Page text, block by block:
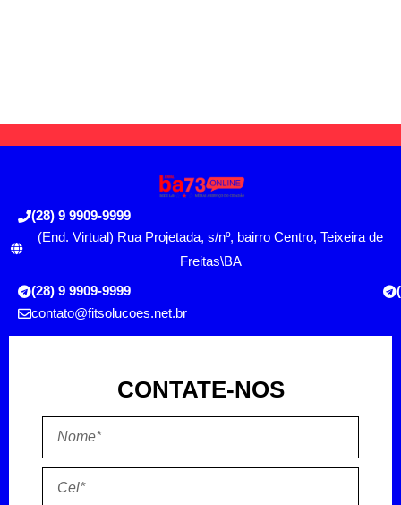
(28) 9 9909-9999
(End. Virtual) Rua Projetada, s/nº, bairro Centro, Teixeira de
Freitas\BA
(28) 9 9909-9999
contato@fitsolucoes.net.br
CONTATE-NOS